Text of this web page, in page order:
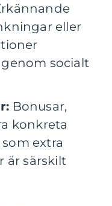
eller
socialt
Bonusar,
konkreta
extra
är särskilt